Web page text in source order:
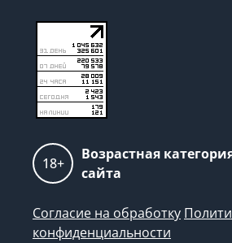
18+
Возрастная
сайта
Согласие на обработку
конфиденциальности